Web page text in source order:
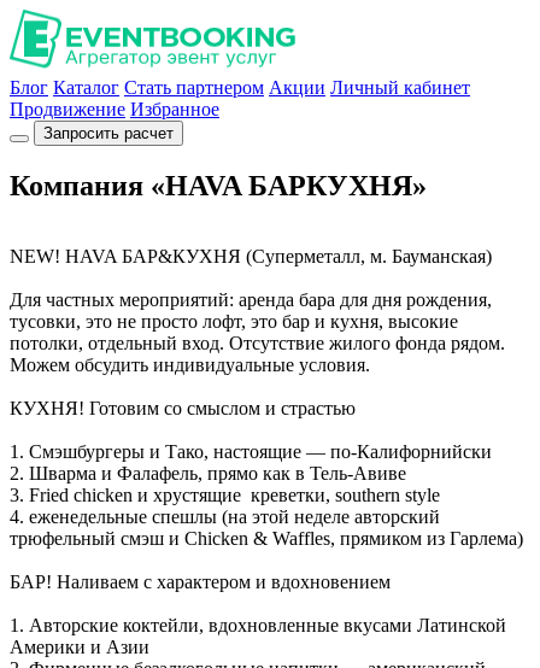
Блог Каталог Стать партнером Акции Личный кабинет
Продвижение Избранное
Запросить расчет
Компания «HAVA БАРКУХНЯ»
NEW! HAVA БАР&КУХНЯ (Суперметалл, м. Бауманская)
Для частных мероприятий: аренда бара для дня рождения,
тусовки, это не просто лофт, это бар и кухня, высокие
потолки, отдельный вход. Отсутствие жилого фонда рядом.
Можем обсудить индивидуальные условия.
КУХНЯ! Готовим со смыслом и страстью
1. Смэшбургеры и Тако, настоящие — по-Калифорнийски
2. Шварма и Фалафель, прямо как в Тель-Авиве
3. Fried chicken и хрустящие креветки, southern style
4. еженедельные спешлы (на этой неделе авторский
трюфельный смэш и Chicken & Waffles, прямиком из Гарлема)
БАР! Наливаем с характером и вдохновением
1. Авторские коктейли, вдохновленные вкусами Латинской
Америки и Азии